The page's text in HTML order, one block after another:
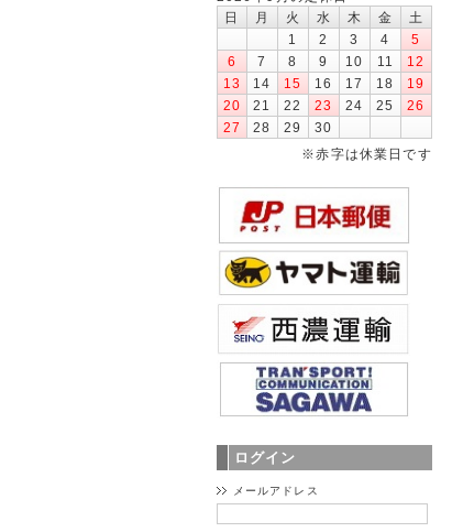
日
月 火 水 木 金
土
1
2 3 4
5
6
7 8 9 10 11
12
13
14 15 16 17 18
19
20
21 22 23 24 25
26
27
28 29
30
※赤字は休業日です
ログイン
メールアドレス